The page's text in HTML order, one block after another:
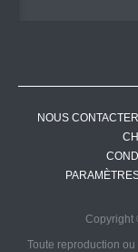
NOUS CONTACTER
Copyright
Toute reproduction